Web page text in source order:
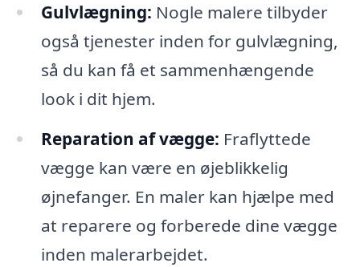
Gulvlægning: Nogle malere tilbyder
også tjenester inden for gulvlægning,
så du kan få et sammenhængende
look i dit hjem.
Reparation af vægge: Fraflyttede
vægge kan være en øjeblikkelig
øjnefanger. En maler kan hjælpe med
at reparere og forberede dine vægge
inden malerarbejdet.